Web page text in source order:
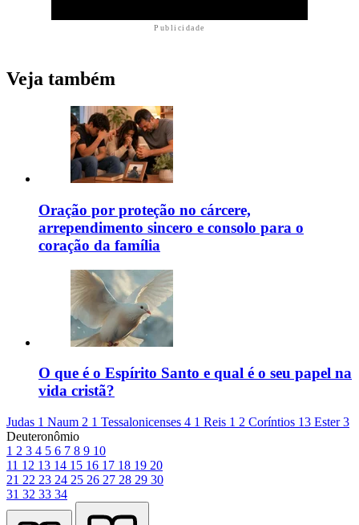
Publicidade
Veja também
Oração por proteção no cárcere,
arrependimento sincero e consolo para o
coração da família
O que é o Espírito Santo e qual é o seu papel na
vida cristã?
Judas 1 Naum 2 1 Tessalonicenses 4 1 Reis 1 2 Coríntios 13 Ester 3
Deuteronômio
1 2 3 4 5 6 7 8 9 10
11 12 13 14 15 16 17 18 19 20
21 22 23 24 25 26 27 28 29 30
31 32 33 34